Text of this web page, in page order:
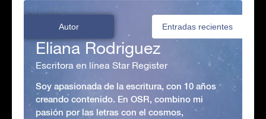
Autor Entradas recientes
Eliana Rodriguez
Escritora en línea Star Register
Soy apasionada de la escritura, con 10 años
creando contenido. En OSR, combino mi
pasión por las letras con el cosmos,